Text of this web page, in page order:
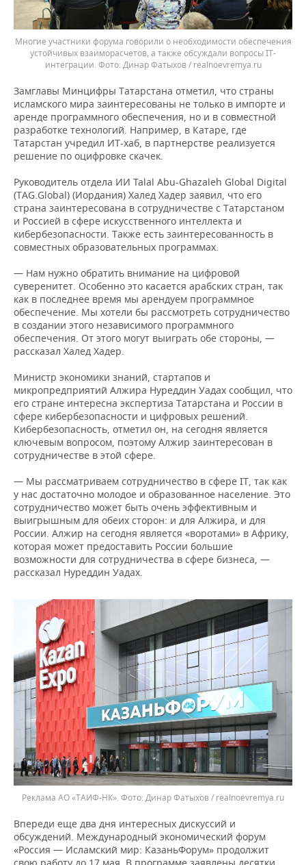
Многие участники форума говорили о необходимости обеспечения
устойчивых взаиморасчетов, а также обсуждали вопросы IT-
интеграции.
Динар Фатыхов / realnoevremya.ru
Замглавы Минцифры Татарстана отметил, что страны
исламского мира заинтересованы не только в импорте и
аренде программного обеспечения, но и в совместной
разработке технологий. Например, в Катаре, где
Татарстан учредил ИТ-хаб, в партнерстве реализуется
решение по оцифровке скачек.
Руководитель отдела ИИ Talal Abu-Ghazaleh Global Digital
(TAG.Global) (Иордания) Халед Хадер заявил, что его
страна заинтересована в сотрудничестве с Татарстаном
и Россией в сфере искусственного интеллекта и
кибербезопасности. Также есть заинтересованность в
совместных образовательных программах.
— Нам нужно обратить внимание на цифровой
суверенитет. Особенно это касается арабских стран, так
как в последнее время мы арендуем программное
обеспечение. Мы хотели бы рассмотреть сотрудничество
в создании этого независимого программного
обеспечения. От этого могут выиграть обе стороны, —
рассказал Халед Хадер.
Министр экономики знаний, стартапов и
микропредприятий Алжира Нуреддин Уадах сообщил, что
его стране интересна экспертиза Татарстана и России в
сфере кибербезопасности и цифровых решений.
Кибербезопасность, отметил он, на сегодня является
ключевым вопросом, поэтому Алжир заинтересован в
сотрудничестве в этой сфере.
— Мы рассматриваем сотрудничество в сфере IT, так как
у нас достаточно молодое и образованное население. Это
сотрудничество может быть очень эффективным и
выигрышным для обеих сторон: и для Алжира, и для
России. Алжир на сегодня является «воротами» в Африку,
которая может предоставить России большие
возможности для сотрудничества в сфере бизнеса, —
рассказал Нуреддин Уадах.
Реклама АО «ТАИФ-НК». Динар Фатыхов / realnoevremya.ru
Впереди еще два дня интересных дискуссий и
обсуждений. Международный экономический форум
«Россия — Исламский мир: КазаньФорум» продолжит